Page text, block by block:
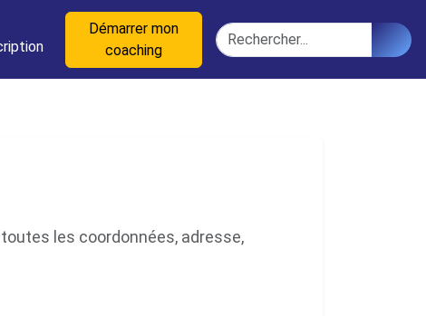
Démarrer mon
coaching
Rechercher
toutes les coordonnées, adresse,